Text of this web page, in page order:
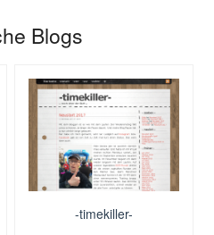
Blogs
-timekiller-